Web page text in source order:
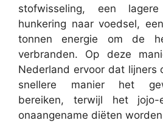
stofwisseling, een
hunkering naar voedsel,
tonnen energie om de
verbranden. Op deze
Nederland ervoor dat lijners
snellere manier het
bereiken, terwijl het
onaangename diëten